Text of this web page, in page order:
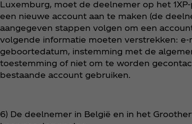
Luxemburg, moet de deelnemer op het
een nieuwe account aan te maken (de
aangegeven stappen volgen om een
volgende informatie moeten verstrekken: e-
geboortedatum, instemming met de
toestemming of niet om te worden
bestaande account gebruiken.
6) De deelnemer in België en in het